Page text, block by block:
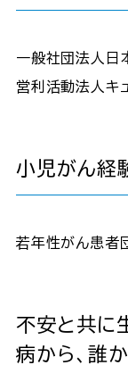
一般社団法人日
営利活動法人キ
小児がん経
若年性がん患
不安と共に
病から、誰